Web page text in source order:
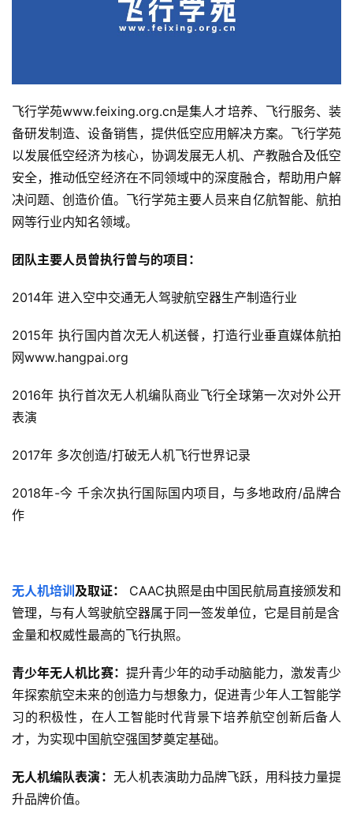
飞行学苑www.feixing.org.cn是集人才培养、飞行服务、装
备研发制造、设备销售，提供低空应用解决方案。飞行学苑
以发展低空经济为核心，协调发展无人机、产教融合及低空
安全，推动低空经济在不同领域中的深度融合，帮助用户解
决问题、创造价值。飞行学苑主要人员来自亿航智能、航拍
网等行业内知名领域。
团队主要人员曾执行曾与的项目：
2014年 进入空中交通无人驾驶航空器生产制造行业
2015年 执行国内首次无人机送餐，打造行业垂直媒体航拍
网www.hangpai.org
2016年 执行首次无人机编队商业飞行全球第一次对外公开
表演
2017年 多次创造/打破无人机飞行世界记录
2018年-今 千余次执行国际国内项目，与多地政府/品牌合
作
无人机培训 及取证：
CAAC执照是由中国民航局直接颁发和
管理，与有人驾驶航空器属于同一签发单位，它是目前是含
金量和权威性最高的飞行执照。
青少年无人机比赛： 提升青少年的动手动脑能力，激发青少
年探索航空未来的创造力与想象力，促进青少年人工智能学
习的积极性，在人工智能时代背景下培养航空创新后备人
才，为实现中国航空强国梦奠定基础。
无人机编队表演： 无人机表演助力品牌飞跃，用科技力量提
升品牌价值。